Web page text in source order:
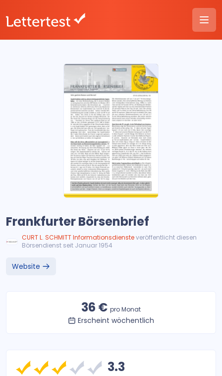
Frankfurter Börsenbrief
CURT L. SCHMITT Informationsdiensteveröffentlicht diesen
Börsendienst seit Januar 1954
Website
36 € pro Monat
Erscheint wöchentlich
3.3